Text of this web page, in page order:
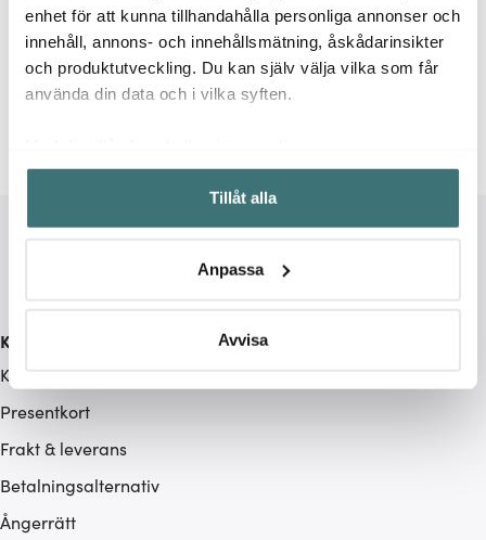
enhet för att kunna tillhandahålla personliga annonser och
innehåll, annons- och innehållsmätning, åskådarinsikter
och produktutveckling. Du kan själv välja vilka som får
använda din data och i vilka syften.
Samla in information om din geografiska plats som
kan ha en noggrannhet på upp till flera meter
Identifiera din enhet genom att aktivt skanna den för
Ta reda på mer om hur dina personliga uppgifter
Du kan ändra eller dra tillbaka ditt samtycke när som
Vi använder cookies för att innehållet och annonserna
ska anpassas efter det som vi tror att du tycker om. Det
hemsidan ännu bättre. Du bestämmer själv vilka cookies
som du vill dela med dig av.
Tillåt alla
Anpassa
Avvisa
Relaterade sidor
Julgranskulor Julpynt Rolf Berg Keramik
Kundservice
Kontakta oss / FAQ
Presentkort
Frakt & leverans
Betalningsalternativ
Ångerrätt